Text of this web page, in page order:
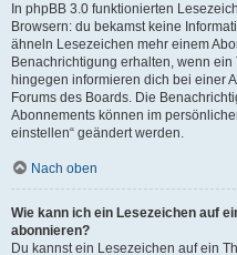
In phpBB 3.0 funktionierten
Browsern: du bekamst keine
ähneln Lesezeichen mehr einem
Benachrichtigung erhalten, wenn
hingegen informieren dich bei einer
Forums des Boards. Die
Abonnements können im
einstellen“ geändert werden.
Nach oben
Wie kann ich ein Lesezeichen auf
abonnieren?
Du kannst ein Lesezeichen auf ein